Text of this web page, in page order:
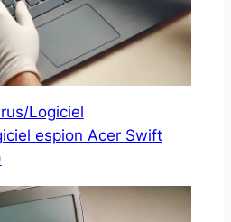
Logiciel
espion Acer Swift